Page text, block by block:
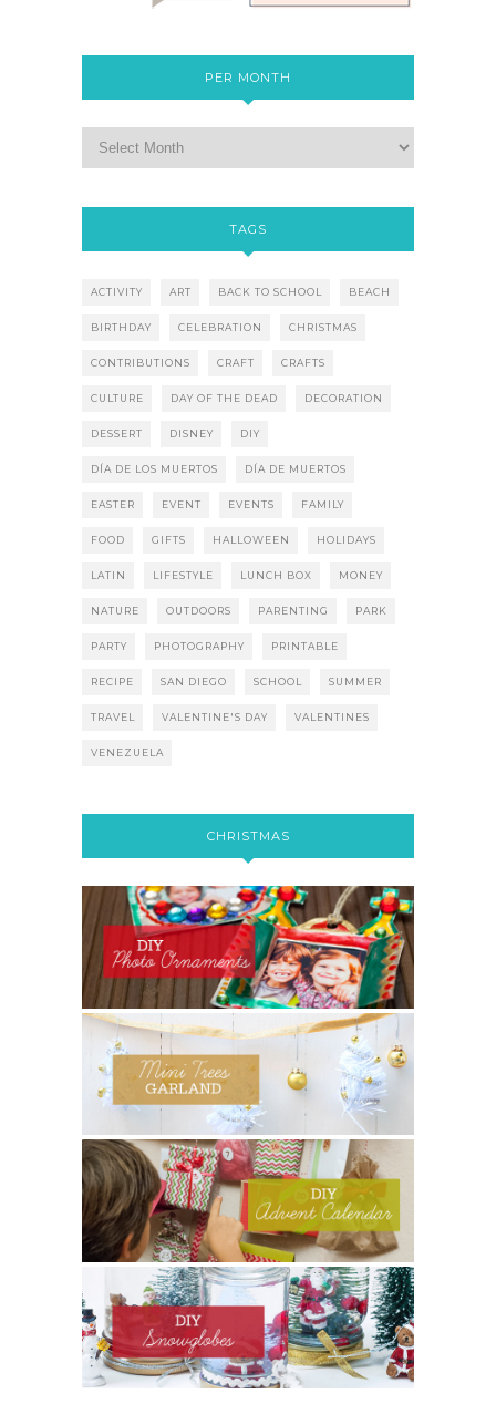
PER MONTH
TAGS
ACTIVITY ART BACK TO SCHOOL BEACH
BIRTHDAY CELEBRATION CHRISTMAS
CONTRIBUTIONS CRAFT CRAFTS
CULTURE DAY OF THE DEAD DECORATION
DESSERT DISNEY DIY
DÍA DE LOS MUERTOS DÍA DE MUERTOS
EASTER EVENT EVENTS FAMILY
FOOD GIFTS HALLOWEEN HOLIDAYS
LATIN LIFESTYLE LUNCH BOX MONEY
NATURE OUTDOORS PARENTING PARK
PARTY PHOTOGRAPHY PRINTABLE
RECIPE SAN DIEGO SCHOOL SUMMER
TRAVEL VALENTINE'S DAY VALENTINES
VENEZUELA
CHRISTMAS